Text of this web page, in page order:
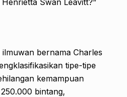
bernama Charles
tipe-tipe
kemampuan
bintang,